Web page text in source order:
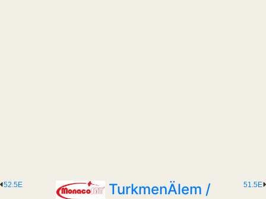
51.5E
52.5E
TurkmenÄlem /